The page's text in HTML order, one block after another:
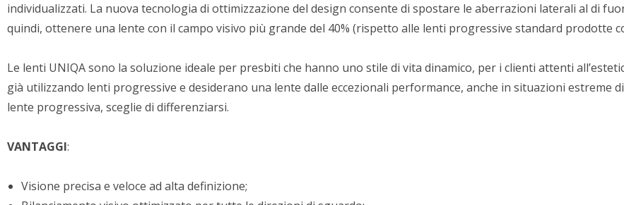
individualizzati. La nuova tecnologia di ottimizzazione del design consente di spostare le aberrazioni laterali al di
quindi, ottenere una lente con il campo visivo più grande del 40% (rispetto alle lenti progressive standard prodotte
Le lenti UNIQA sono la soluzione ideale per presbiti che hanno uno stile di vita dinamico, per i clienti attenti
già utilizzando lenti progressive e desiderano una lente dalle eccezionali performance, anche in situazioni estreme
lente progressiva, sceglie di differenziarsi.
VANTAGGI:
Visione precisa e veloce ad alta definizione;